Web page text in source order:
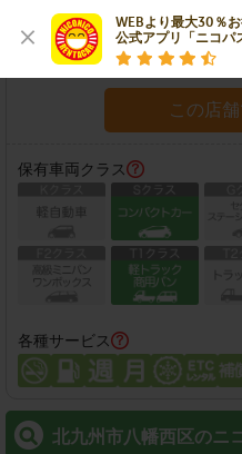
WEBより最大30％お
公式アプリ「ニコパ
住所：北九州市八幡
営業時間：店舗ペ
この店
保有車両クラス
各種サービス
北九州市八幡西区のニ